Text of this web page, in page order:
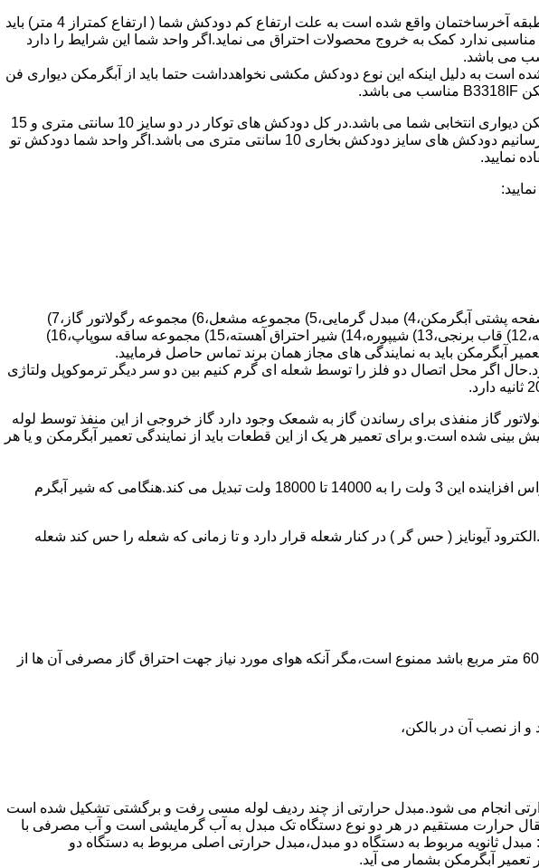
۲-طبقه واحد:مورد بعدی که در انتخاب آبگرمکن دیواری تاثیر گذار است طبقه وقوع ساختمان است،اگر واحد شما در طبقه آخرساختمان واقع شده است به علت ارتفاع کم دودکش شما ( ارتفاع کمتراز 4 متر) باید
ندارد کمک به خروج محصولات احتراق می نماید.اگر واحد شما این شرایط را دارد
است به دلیل اینکه این نوع دودکش مکشی نخواهدداشت حتما باید از آبگرمکن دیواری فن
۴-سایز دودکش واحد:اگر واحد شما دارای دودکش تو کار تا پشت بام می باشد سایز این دودکش تعیین کننده نوع آبگرمکن دیواری انتخابی شما می باشد.در کل دودکش های توکار در دو سایز 10 سانتی متری و 15
سانتی متری می باشد به عبارت دیگر قطر دودکش داخل کار این ابعاد می باشد.برای اینکه بهتر بتوانیم منظورمان را برسانیم دودکش های سایز دودکش بخاری 10 سانتی متری می باشد.اگر واحد شما دودکش تو
قطعات ساختمان آب گرم کن های دیواری شمعک دار عبارتند از : 1) کلاهک تعدیل،2) کلاهک تعدیل جریان دودکش،3) صفحه پشتی آبگرمکن،4) مبدل گرمایی،5) مجموعه مشعل،6) مجموعه رگولاتور گاز،7)
مجموعه رگولاتور آب،8) رویه آبگرمکن،9) صفحه پشتی آبگرمکن،10) رگولاتور آب در آبگرمکن های شمعک دار،11) بدنه،12) قاب برنجی،13) شیپوره،14) شیر احتراق آهسته،15) مجموعه ساقه سوپاپ،16)
اگر محل اتصال دو فلز را توسط شعله ای گرم کنیم بین دو سر دیگر ترموکوپل ولتاژی
گاز منفذی برای رساندن گاز به شمعک وجود دارد گاز خروجی از این منفذ توسط لوله
شده است.و برای تعمیر هر یک از این قطعات باید از نمایندگی تعمیر آبگرمکن و یا هر
برد کنترل آبگرمکن:نیروی محرکه این برد از یک آدابتور یا دو عدد باتری 1/5 ولت تامین می شود.برای ایجاد جرقه یک تراس افزاینده این 3 ولت را به 14000 تا 18000 ولت تبدیل می کند.هنگامی که شیر آبگرم
آیونایز ( حس گر ) در کنار شعله قرار دارد و تا زمانی که شعله را حس کند شعله
نصب وسایل گاز سوز پر مصرف مانند آبگرمکن در واحدهای مسکونی و غیر مسکونی که مسحت آن ها کمتر از 60 متر مربع باشد ممنوع است،مگر آنکه هوای مورد نیاز جهت احتراق گاز مصرفی آن ها از
از نصب آن در بالکن،
انجام می شود.مبدل حرارتی از چند ردیف لوله مسی رفت و برگشتی تشکیل شده است
حرارت مستقیم در هر دو نوع دستگاه تک مبدل به آب گرمایشی است و آب مصرفی با
ثانویه مربوط به دستگاه دو مبدل،مبدل حرارتی اصلی مربوط به دستگاه دو
آبگرمکن بشمار می آید.